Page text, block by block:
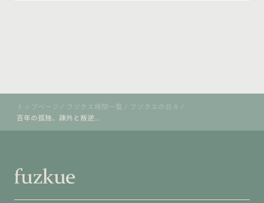
トップページ / フヅクエ時間一覧 / フヅクエの日々 /
百年の孤独、疎外と叛逆...